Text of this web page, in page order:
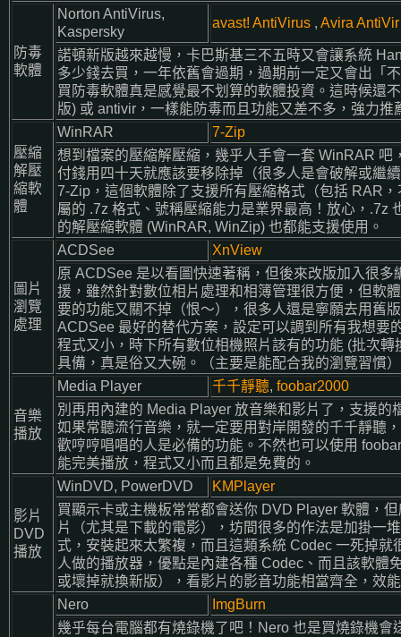
防毒
軟體
Norton AntiVirus,
Kaspersky
avast! AntiVirus , Avira AntiVir
諾頓新版越來越慢，卡巴斯基三不五時又會讓系統
多少錢去買，一年依舊會過期，過期前一定又會出「
買防毒軟體真是感覺最不划算的軟體投資。這時候還
版) 或 antivir，一樣能防毒而且功能又差不多，強力推
壓縮
解壓
縮軟
體
WinRAR
7-Zip
想到檔案的壓縮解壓縮，幾乎人手會一套 WinRAR 吧
付錢用四十天就應該要移除掉（很多人是會破解或繼
7-Zip，這個軟體除了支援所有壓縮格式（包括 RAR
屬的 .7z 格式、號稱壓縮能力是業界最高！放心，.7z
的解壓縮軟體 (WinRAR, WinZip) 也都能支援使用。
圖片
瀏覽
處理
ACDSee
XnView
原 ACDSee 是以看圖快速著稱，但後來改版加入很多
援，雖然針對數位相片處理和相簿管理很方便，但軟
要的功能又關不掉（恨～），很多人還是寧願去用舊
ACDSee 最好的替代方案，設定可以調到所有我想要
程式又小，時下所有數位相機照片該有的功能 (批次轉
具備，真是俗又大碗。（主要是能配合我的瀏覽習慣）
音樂
播放
Media Player 千千靜聽, foobar2000
別再用內建的 Media Player 放音樂和影片了，支援的
如果常聽流行音樂，就一定要用對岸開發的千千靜聽
歡哼哼唱唱的人是必備的功能。不然也可以使用
能完美播放，程式又小而且都是免費的。
影片
DVD
播放
WinDVD, PowerDVD
KMPlayer
買顯示卡或主機板常常都會送你 DVD Player 軟體，
片（尤其是下載的電影），坊間很多的作法是加掛一
式，安裝起來太繁複，而且這類系統 Codec 一死掉就
人做的播放器，優點是內建各種 Codec、而且該軟體
或壞掉就換新版），看影片的影音功能相當齊全，效
Nero
ImgBurn
幾乎每台電腦都有燒錄機了吧！Nero 也是買燒錄機會